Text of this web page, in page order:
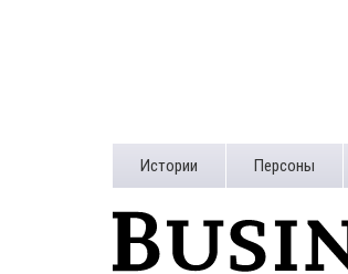
Истории Персоны